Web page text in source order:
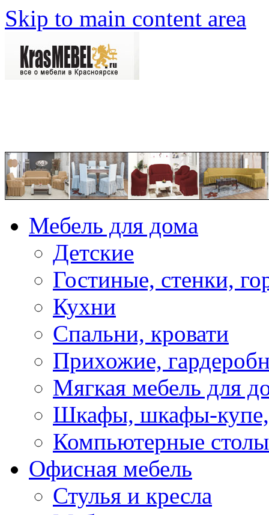
Skip to main content area
Мебель для дома
Детские
Гостиные, стенки,
Кухни
Спальни, кровати
Прихожие,
Мягкая мебель для
Шкафы, шкафы-купе,
Компьютерные столы
Офисная мебель
Стулья и кресла